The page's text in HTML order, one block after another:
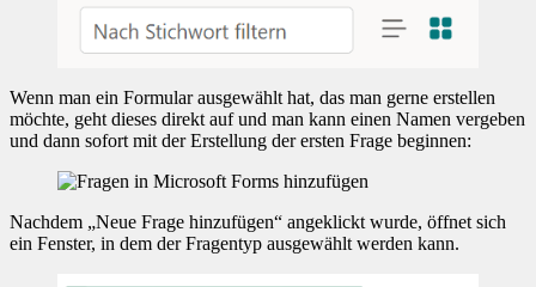
Wenn man ein Formular ausgewählt hat, das man gerne erstellen
möchte, geht dieses direkt auf und man kann einen Namen vergeben
und dann sofort mit der Erstellung der ersten Frage beginnen:
Nachdem „Neue Frage hinzufügen“ angeklickt wurde, öffnet sich
ein Fenster, in dem der Fragentyp ausgewählt werden kann.